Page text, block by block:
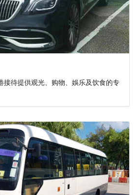
接待提供观光、购物、娛乐及饮食的专